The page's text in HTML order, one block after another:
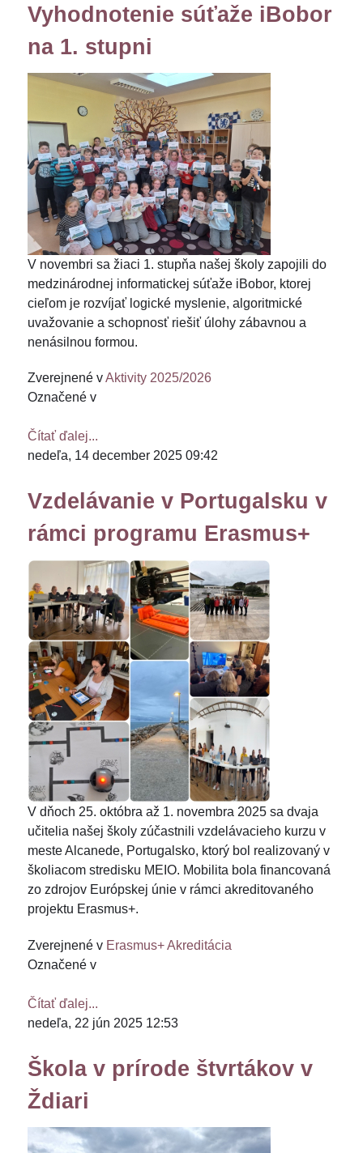
Vyhodnotenie súťaže iBobor
na 1. stupni
V novembri sa žiaci 1. stupňa našej školy zapojili do
medzinárodnej informatickej súťaže iBobor, ktorej
cieľom je rozvíjať logické myslenie, algoritmické
uvažovanie a schopnosť riešiť úlohy zábavnou a
nenásilnou formou.
Zverejnené vAktivity 2025/2026
Označené v
Čítať ďalej...
nedeľa, 14 december 2025 09:42
Vzdelávanie v Portugalsku v
rámci programu Erasmus+
V dňoch 25. októbra až 1. novembra 2025 sa dvaja
učitelia našej školy zúčastnili vzdelávacieho kurzu v
meste Alcanede, Portugalsko, ktorý bol realizovaný v
školiacom stredisku MEIO. Mobilita bola financovaná
zo zdrojov Európskej únie v rámci akreditovaného
projektu Erasmus+.
Zverejnené v Erasmus+ Akreditácia
Označené v
Čítať ďalej...
nedeľa, 22 jún 2025 12:53
Škola v prírode štvrtákov v
Ždiari